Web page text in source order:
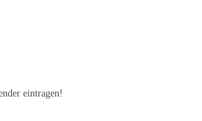
eintragen!